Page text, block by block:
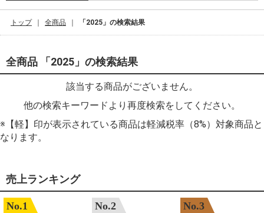
%E3%83%8E%E3%83%BC%E3%83%88pc
%E5%B8%83
%D9%82%D8%B4%D9%85
%D8%B3%D8%A7%D8%AD%D9%84
%D8%A8%D8%B1%D8%A7%DB%8C
%D8%A8%D8%A7%D9%86%D9%88%D8%A7%D9%86
トップ 全商品 「2025」の検索結果
全商品 「2025」の検索結果
該当する商品がございません。
他の検索キーワードより再度検索をしてください。
※【軽】印が表示されている商品は軽減税率（8%）対象商品と
なります。
売上ランキング
No.1 No.2 No.3